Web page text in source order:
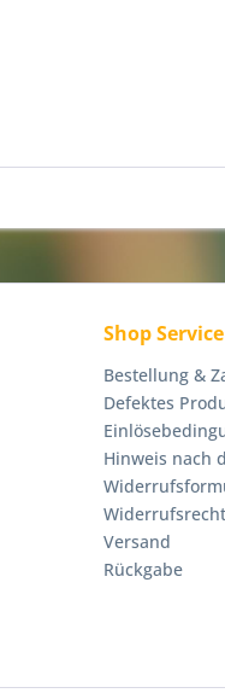
Shop Service
Bestellung &
Defektes
Hinweis nach
Widerrufsrecht
Versand
Rückgabe